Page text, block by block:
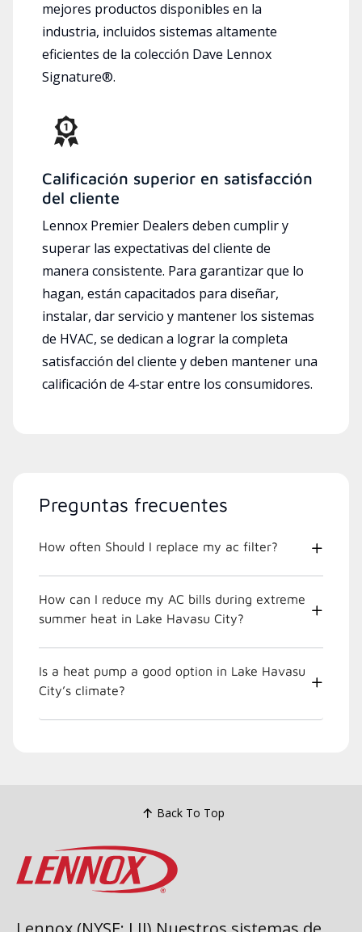
mejores productos disponibles en la
industria, incluidos sistemas altamente
eficientes de la colección Dave Lennox
Signature®.
Calificación superior en satisfacción
del cliente
Lennox Premier Dealers deben cumplir y
superar las expectativas del cliente de
manera consistente. Para garantizar que lo
hagan, están capacitados para diseñar,
instalar, dar servicio y mantener los sistemas
de HVAC, se dedican a lograr la completa
satisfacción del cliente y deben mantener una
calificación de 4-star entre los consumidores.
Preguntas frecuentes
How often Should I replace my ac filter?
How can I reduce my AC bills during extreme
summer heat in Lake Havasu City?
Is a heat pump a good option in Lake Havasu
City’s climate?
Back To Top